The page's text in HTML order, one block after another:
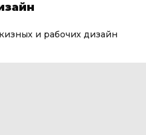
и рабочих дизайн